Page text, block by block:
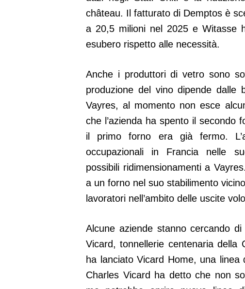
château. Il fatturato di Demptos è
a 20,5 milioni nel 2025 e Witasse
esubero rispetto alle necessità.
Anche i produttori di vetro sono
produzione del vino dipende dalle
Vayres, al momento non esce
che l’azienda ha spento il secondo
il primo forno era già fermo.
occupazionali in Francia nelle
possibili ridimensionamenti a
a un forno nel suo stabilimento
lavoratori nell’ambito delle uscite
Alcune aziende stanno cercando
Vicard, tonnellerie centenaria della
ha lanciato Vicard Home, una linea
Charles Vicard ha detto che non